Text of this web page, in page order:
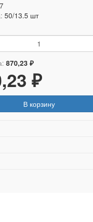
50/13.5 шт
870,23 ₽
₽
В корзину